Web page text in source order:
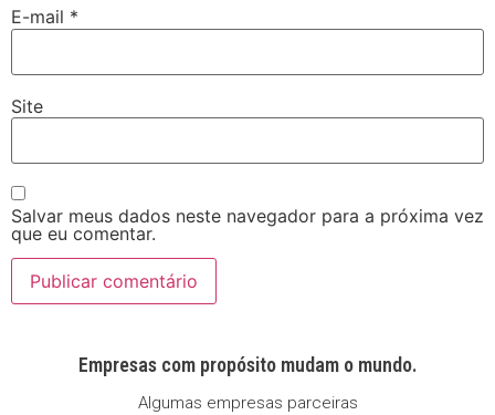
E-mail *
Site
Salvar meus dados neste navegador para a próxima vez
que eu comentar.
Empresas com propósito mudam o mundo.
Algumas empresas parceiras